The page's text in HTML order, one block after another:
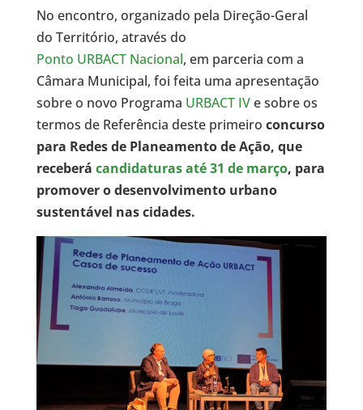
No encontro, organizado pela Direção-Geral
do Território, através do
Ponto URBACT Nacional, em parceria com a
Câmara Municipal, foi feita uma apresentação
sobre o novo Programa URBACT IVe sobre os
termos de Referência deste primeiro concurso
para Redes de Planeamento de Ação, que
receberá candidaturas até 31 de março, para
promover odesenvolvimento urbano
sustentável nas cidades.